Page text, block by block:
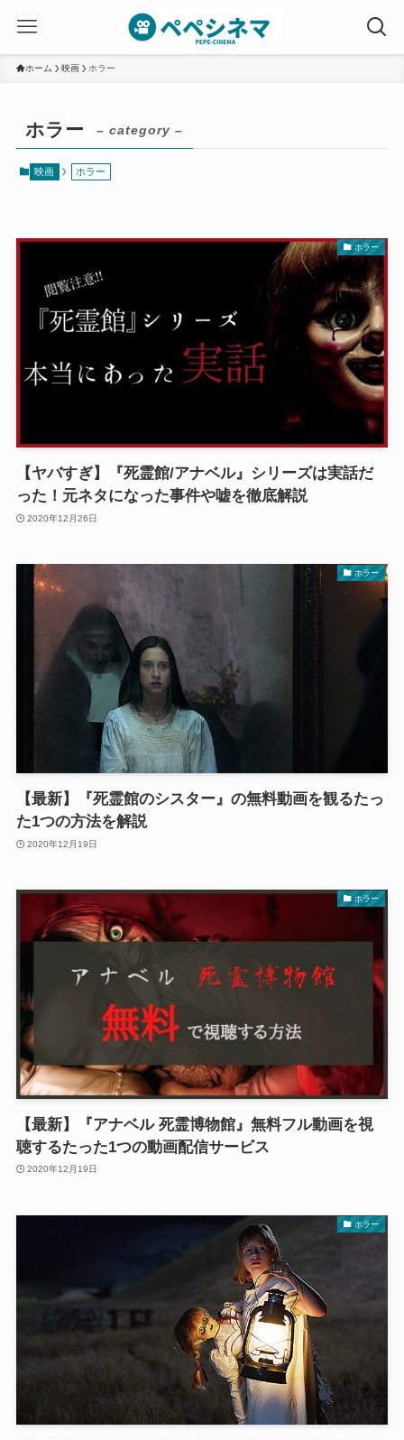
ホーム 映画 ホラー
ホラー – category –
映画 ホラー
ホラー
【ヤバすぎ】『死霊館/アナベル』シリーズは実話だ
った！元ネタになった事件や嘘を徹底解説
2020年12月26日
ホラー
【最新】『死霊館のシスター』の無料動画を観るたっ
た1つの方法を解説
2020年12月19日
ホラー
【最新】『アナベル 死霊博物館』無料フル動画を視
聴するたった1つの動画配信サービス
2020年12月19日
ホラー